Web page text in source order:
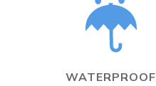
WATERPROOF